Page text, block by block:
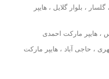
، بلوار گلایل ، هایپر
، حاجی آباد ، هایپر مارکت